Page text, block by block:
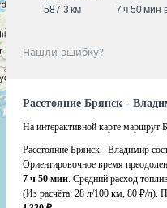
587.3 км 7 ч 50 мин
Нашли ошибку?
Расстояние Брянск -
На интерактивной карте маршрут
Расстояние Брянск - Владимир
Ориентировочное время
7 ч 50 мин. Средний расход
(Из расчёта: 28 л/100 км, 80 ₽/л).